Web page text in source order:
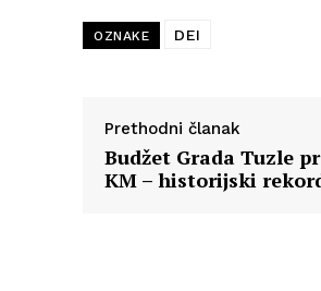
OZNAKE DEI
Prethodni članak
Budžet Grada Tuzle
KM – historijski